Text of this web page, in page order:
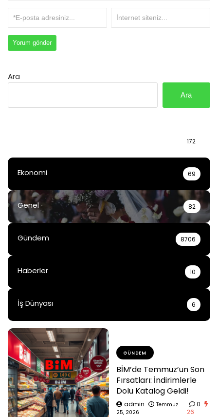
Ara
Ara
172
Ekonomi 69
Genel 82
Gündem 8706
Haberler 10
İş Dünyası 6
GÜNDEM
BİM’de Temmuz’un Son
Fırsatları: İndirimlerle
Dolu Katalog Geldi!
admin
Temmuz
25, 2026
0
26